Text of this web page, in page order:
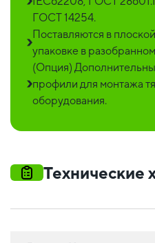
ГОСТ 14254.
Поставляются в
упаковке в
(Опция)
профили для монтажа
оборудования.
Технические